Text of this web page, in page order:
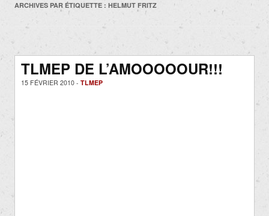
ARCHIVES PAR ÉTIQUETTE : HELMUT FRITZ
TLMEP DE L’AMOOOOOUR!!!
15 FÉVRIER 2010 - TLMEP